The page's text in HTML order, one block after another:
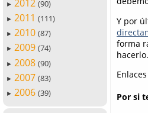
► 2012 (90)
► 2011 (111)
► 2010 (87)
► 2009 (74)
► 2008 (90)
► 2007 (83)
► 2006 (39)
Y por
forma
hacerlo.
Por si